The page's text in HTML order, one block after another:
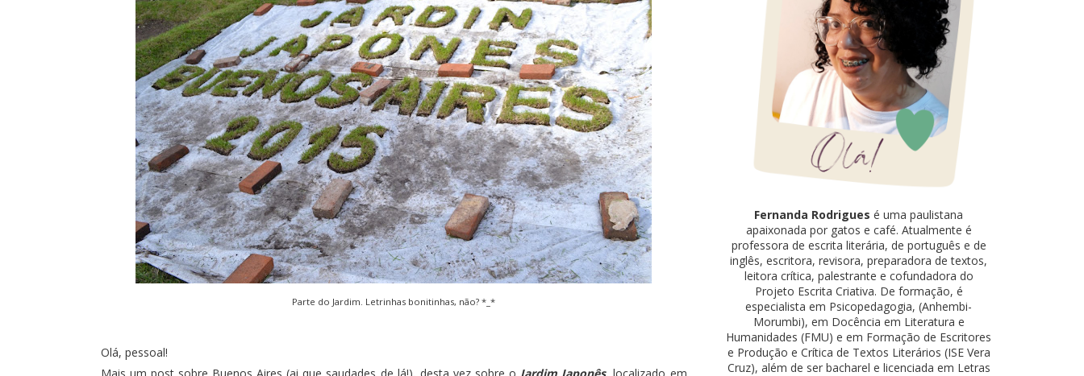
Parte do Jardim. Letrinhas bonitinhas, não? *_*
Olá, pessoal!
Fernanda Rodrigues é uma paulistana
apaixonada por gatos e café. Atualmente é
professora de escrita literária, de português e de
inglês, escritora, revisora, preparadora de textos,
leitora crítica, palestrante e cofundadora do
Projeto Escrita Criativa. De formação, é
especialista em Psicopedagogia, (Anhembi-
Morumbi), em Docência em Literatura e
Humanidades (FMU) e em Formação de Escritores
e Produção e Crítica de Textos Literários (ISE Vera
Cruz), além de ser bacharel e licenciada em Letras